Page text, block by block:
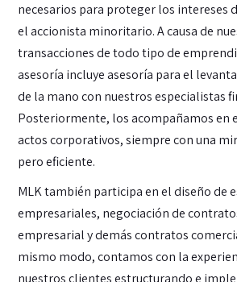
necesarios para proteger los intereses
el accionista minoritario. A causa de
transacciones de todo tipo de
asesoría incluye asesoría para el
de la mano con nuestros especialistas
Posteriormente, los acompañamos en
actos corporativos, siempre con una
pero eficiente.
MLK también participa en el diseño de
empresariales, negociación de
empresarial y demás contratos
mismo modo, contamos con la
nuestros clientes estructurando e